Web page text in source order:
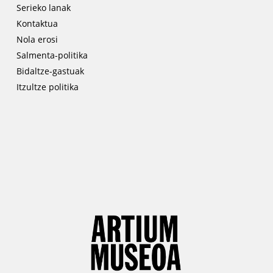
Serieko lanak
Kontaktua
Nola erosi
Salmenta-politika
Bidaltze-gastuak
Itzultze politika